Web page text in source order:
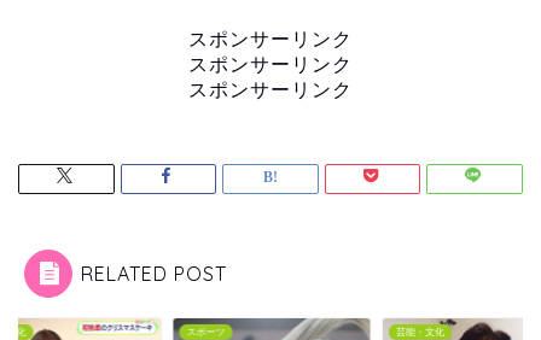
スポンサーリンク
スポンサーリンク
スポンサーリンク
RELATED POST
文化 スポーツ 芸能・文化